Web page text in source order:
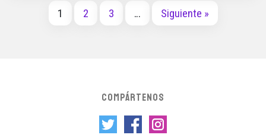
1 2 3 … Siguiente »
COMPÁRTENOS